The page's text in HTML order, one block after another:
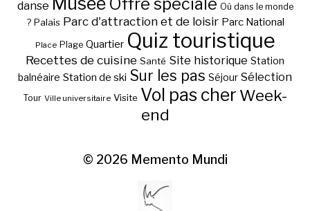
danse
Offre spéciale Où dans le monde
? Palais Parc d'attraction et de loisir Parc National
Place Plage Quartier Quiz touristique
Recettes de cuisine Santé Site historique Station
balnéaire Station de ski Sur les pas Séjour Sélection
Tour Ville universitaire Visite Vol pas cher Week-
end
© 2026 Memento Mundi